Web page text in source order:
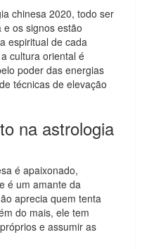
chinesa 2020, todo ser
os signos estão
espiritual de cada
cultura oriental é
poder das energias
técnicas de elevação
na astrologia
é apaixonado,
é um amante da
aprecia quem tenta
do mais, ele tem
e assumir as